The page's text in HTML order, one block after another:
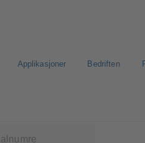
Applikasjoner Bedriften